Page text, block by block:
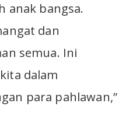
anak bangsa.
dan
semua. Ini
dalam
para pahlawan,”